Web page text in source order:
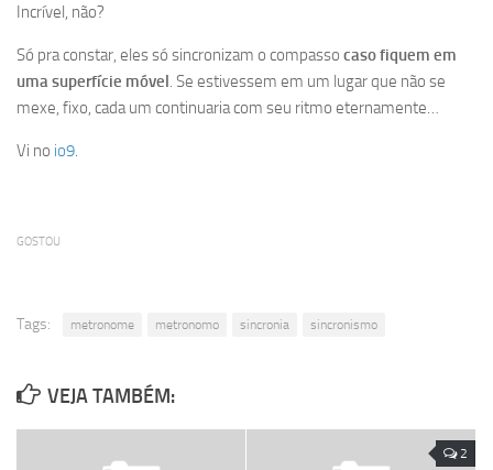
Incrível, não?
Só pra constar, eles só sincronizam o compasso caso fiquem em
uma superfície móvel. Se estivessem em um lugar que não se
mexe, fixo, cada um continuaria com seu ritmo eternamente…
Vi no io9.
GOSTOU
Tags: metronome metronomo sincronia sincronismo
VEJA TAMBÉM:
2